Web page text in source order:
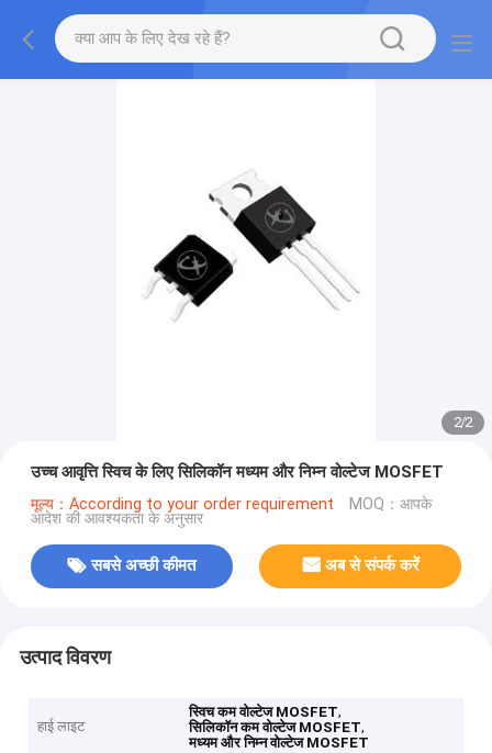
2/2
उच्च आवृत्ति स्विच के लिए सिलिकॉन मध्यम और निम्न वोल्टेज MOSFET
मूल्य：According to your order requirement MOQ：आपके
आदेश की आवश्यकता के अनुसार
सबसे अच्छी कीमत अब से संपर्क करें
उत्पाद विवरण
हाई लाइट
स्विच कम वोल्टेज MOSFET,
सिलिकॉन कम वोल्टेज MOSFET,
मध्यम और निम्न वोल्टेज MOSFET